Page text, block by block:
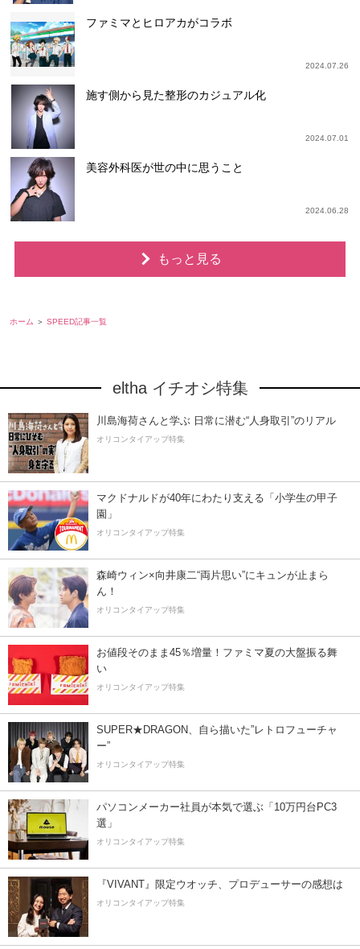
ファミマとヒロアカがコラボ
2024.07.26
施す側から見た整形のカジュアル化
2024.07.01
美容外科医が世の中に思うこと
2024.06.28
もっと見る
ホーム SPEED記事一覧
eltha イチオシ特集
川島海荷さんと学ぶ 日常に潜む“人身取引”のリアル
オリコンタイアップ特集
マクドナルドが40年にわたり支える「小学生の甲子
園」
オリコンタイアップ特集
森崎ウィン×向井康二“両片思い”にキュンが止まら
ん！
オリコンタイアップ特集
お値段そのまま45％増量！ファミマ夏の大盤振る舞
い
オリコンタイアップ特集
SUPER★DRAGON、自ら描いた”レトロフューチャ
ー”
オリコンタイアップ特集
パソコンメーカー社員が本気で選ぶ「10万円台PC3
選」
オリコンタイアップ特集
『VIVANT』限定ウオッチ、プロデューサーの感想は
オリコンタイアップ特集